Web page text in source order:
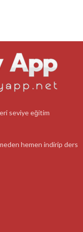
seviye eğitim
hemen indirip ders